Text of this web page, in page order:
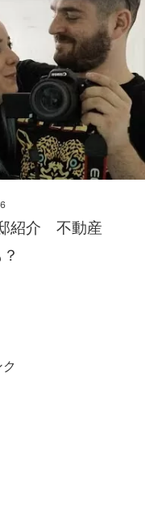
紹介 不動産